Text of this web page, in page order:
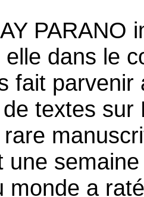
PARANO
dans le
fait parvenir
textes sur
une semaine
monde a